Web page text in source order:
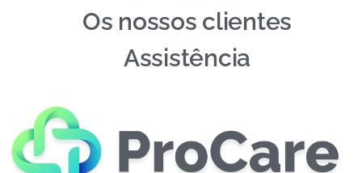
Os nossos clientes
Assistência